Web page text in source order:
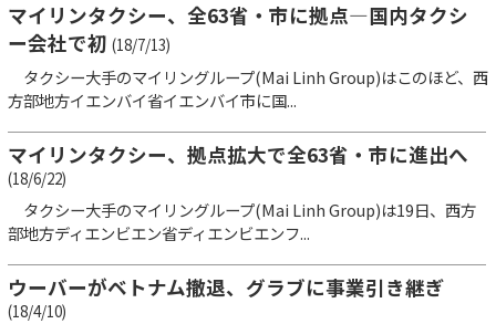
マイリンタクシー、全63省・市に拠点―国内タクシ
ー会社で初 (18/7/13)
タクシー大手のマイリングループ(Mai Linh Group)はこのほど、西
方部地方イエンバイ省イエンバイ市に国...
マイリンタクシー、拠点拡大で全63省・市に進出へ
(18/6/22)
タクシー大手のマイリングループ(Mai Linh Group)は19日、西方
部地方ディエンビエン省ディエンビエンフ...
ウーバーがベトナム撤退、グラブに事業引き継ぎ
(18/4/10)